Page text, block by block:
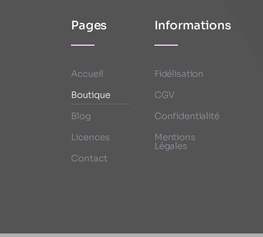
Pages
Accueil
Boutique
Blog
Licences
Contact
Informations
Fidélisation
CGV
Confidentialité
Mentions
Légales